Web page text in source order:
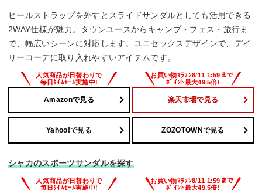
ヒールストラップを外すとスライドサンダルとしても活用できる
2WAY仕様が魅力。タウンユースからキャンプ・フェス・旅行ま
で、幅広いシーンに対応します。ユニセックスデザインで、デイ
リーコーデに取り入れやすいアイテムです。
Amazonで見る 楽天市場で見る
Yahoo!で見る ZOZOTOWNで見る
シャカのスポーツサンダルを探す